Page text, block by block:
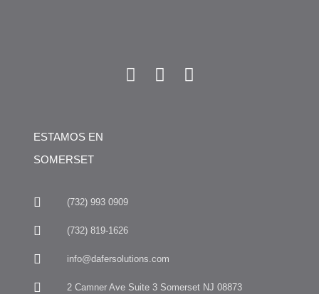
ESTAMOS EN
SOMERSET
(732) 993 0909
(732) 819-1626
info@dafersolutions.com
2 Camner Ave Suite 3 Somerset NJ 08873